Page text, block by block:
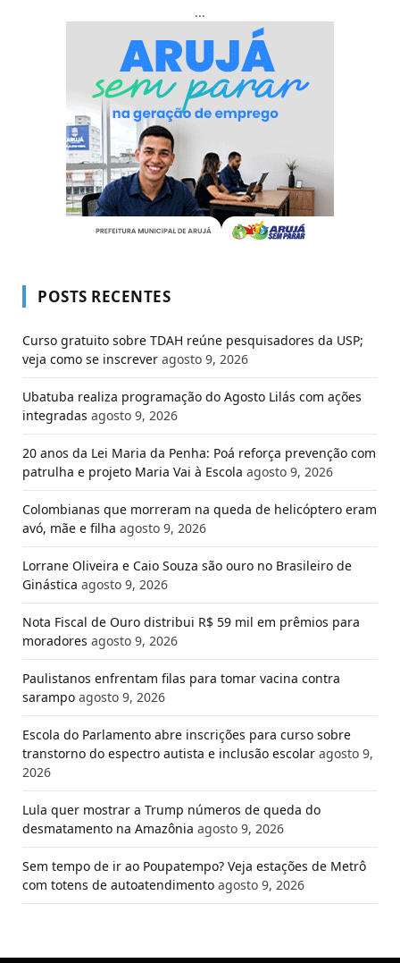
...
POSTS RECENTES
Curso gratuito sobre TDAH reúne pesquisadores da USP;
veja como se inscrever agosto 9, 2026
Ubatuba realiza programação do Agosto Lilás com ações
integradas agosto 9, 2026
20 anos da Lei Maria da Penha: Poá reforça prevenção com
patrulha e projeto Maria Vai à Escola agosto 9, 2026
Colombianas que morreram na queda de helicóptero eram
avó, mãe e filha agosto 9, 2026
Lorrane Oliveira e Caio Souza são ouro no Brasileiro de
Ginástica agosto 9, 2026
Nota Fiscal de Ouro distribui R$ 59 mil em prêmios para
moradores agosto 9, 2026
Paulistanos enfrentam filas para tomar vacina contra
sarampo agosto 9, 2026
Escola do Parlamento abre inscrições para curso sobre
transtorno do espectro autista e inclusão escolar agosto 9,
2026
Lula quer mostrar a Trump números de queda do
desmatamento na Amazônia agosto 9, 2026
Sem tempo de ir ao Poupatempo? Veja estações de Metrô
com totens de autoatendimento agosto 9, 2026